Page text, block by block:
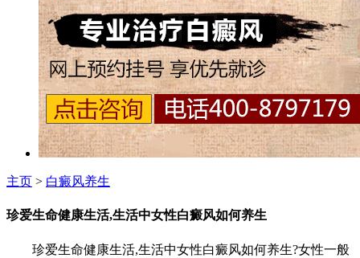
主页 > 白癜风养生
珍爱生命健康生活,生活中女性白癜风如何养生
珍爱生命健康生活,生活中女性白癜风如何养生?女性一般